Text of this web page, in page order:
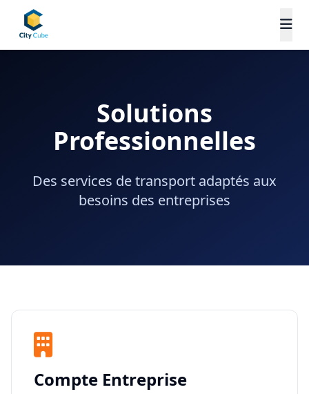
Solutions
Professionnelles
Des services de transport adaptés aux
besoins des entreprises
Compte Entreprise